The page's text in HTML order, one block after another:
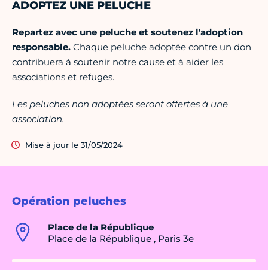
Opération peluches
Place de la République
Place de la République , Paris 3e
ADOPTEZ UNE PELUCHE
Repartez avec une peluche et soutenez l'adoption
responsable. Chaque peluche adoptée contre un don
contribuera à soutenir notre cause et à aider les
associations et refuges.
Les peluches non adoptées seront offertes à une
association.
Mise à jour le 31/05/2024